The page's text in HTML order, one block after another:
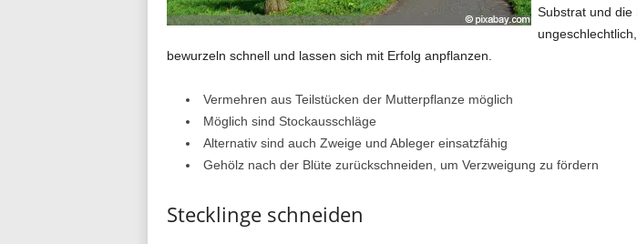
d
Substrat und die
bewurzeln schnell und lassen sich mit Erfolg anpflanzen.
Vermehren aus Teilstücken der Mutterpflanze möglich
Möglich sind Stockausschläge
Alternativ sind auch Zweige und Ableger einsatzfähig
Gehölz nach der Blüte zurückschneiden, um Verzweigung zu fördern
Stecklinge schneiden